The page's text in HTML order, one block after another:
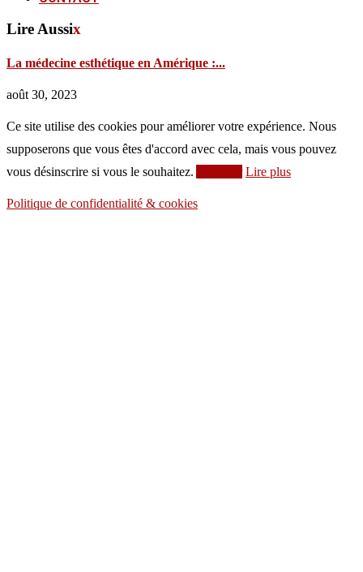
Lire Aussix
La médecine esthétique en Amérique :...
août 30, 2023
Ce site utilise des cookies pour améliorer votre expérience. Nous
supposerons que vous êtes d'accord avec cela, mais vous pouvez
vous désinscrire si vous le souhaitez.
Lire plus
Politique de confidentialité & cookies